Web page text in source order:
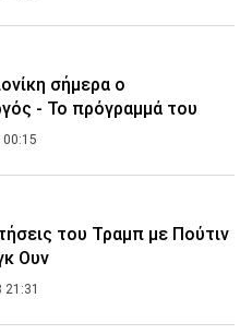
σήμερα ο
- Το πρόγραμμά του
00:15
του Τραμπ με Πούτιν
Ουν
21:31